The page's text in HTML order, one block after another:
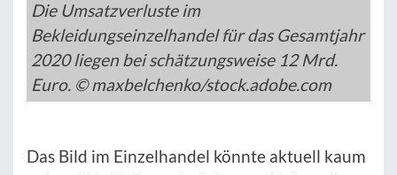
Die Umsatzverluste im
Bekleidungseinzelhandel für das Gesamtjahr
2020 liegen bei schätzungsweise 12 Mrd.
Euro. © maxbelchenko/stock.adobe.com
Das Bild im Einzelhandel könnte aktuell kaum